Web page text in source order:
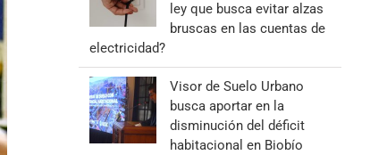
ley que busca evitar alzas
bruscas en las cuentas de
electricidad?
Visor de Suelo Urbano
busca aportar en la
disminución del déficit
habitacional en Biobío